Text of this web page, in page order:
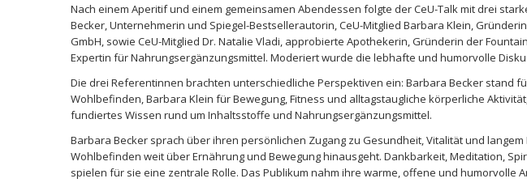
Nach einem Aperitif und einem gemeinsamen Abendessen folgte der CeU-Talk mit drei
Becker, Unternehmerin und Spiegel-Bestsellerautorin, CeU-Mitglied Barbara Klein,
GmbH, sowie CeU-Mitglied Dr. Natalie Vladi, approbierte Apothekerin, Gründerin der
Expertin für Nahrungsergänzungsmittel. Moderiert wurde die lebhafte und humorvolle
Die drei Referentinnen brachten unterschiedliche Perspektiven ein: Barbara Becker stand
Wohlbefinden, Barbara Klein für Bewegung, Fitness und alltagstaugliche körperliche
fundiertes Wissen rund um Inhaltsstoffe und Nahrungsergänzungsmittel.
Barbara Becker sprach über ihren persönlichen Zugang zu Gesundheit, Vitalität und
Wohlbefinden weit über Ernährung und Bewegung hinausgeht. Dankbarkeit, Meditation,
spielen für sie eine zentrale Rolle. Das Publikum nahm ihre warme, offene und humorvolle